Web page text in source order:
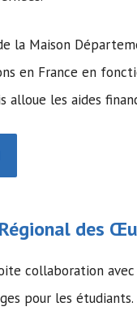
la Maison
en France en
alloue les aides
des
collaboration
pour les